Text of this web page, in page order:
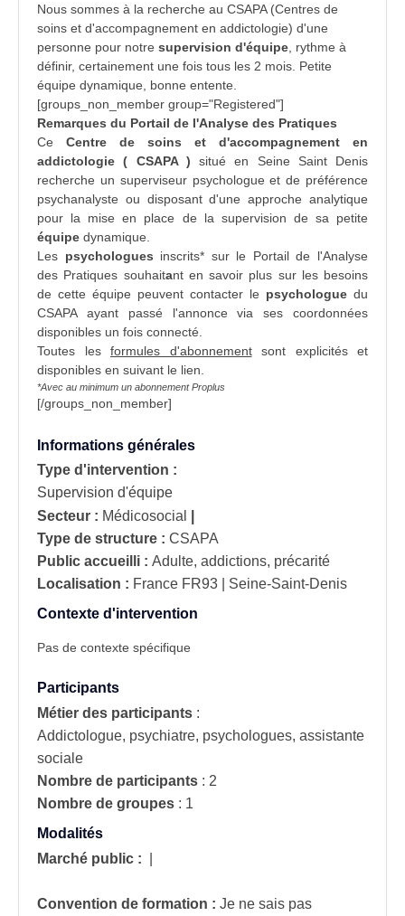
Nous sommes à la recherche au CSAPA (Centres de
soins et d'accompagnement en addictologie) d'une
personne pour notre supervision d'équipe , rythme à
définir, certainement une fois tous les 2 mois. Petite
équipe dynamique, bonne entente
[groups_non_member group="Registered"]
Remarques du Portail de l'Analyse des Pratiques
Ce Centre de soins et d'accompagnement en
addictologie ( CSAPA ) situé en Seine Saint Denis
recherche un superviseurpsychologue et de préférence
psychanalyste ou disposant d'une approche analytique
pour la mise en place de la supervision de sa petite
équipe dynamique.
Les psychologues inscrits* sur le Portail de l'Analyse
des Pratiques souhaitant en savoir plus sur les besoins
de cette équipe peuvent contacter le psychologue du
CSAPA ayant passé l'annonce via ses coordonnées
disponibles un fois connecté.
Toutes les formules d'abonnementsont explicités et
disponibles en suivant le lien.
*Avec au minimum un abonnement Proplus
[/groups_non_member]
Informations générales
Type d'intervention :
Supervision d'équipe
Secteur : Médicosocial
Type de structure : CSAPA
Public accueilli : Adulte, addictions, précarité
Localisation : France FR93 | Seine-Saint-Denis
Contexte d'intervention
Pas de contexte spécifique
Participants
Métier des participants :
Addictologue, psychiatre, psychologues, assistante
sociale
Nombre de participants : 2
Nombre de groupes : 1
Modalités
Marché public :
Convention de formation : Je ne sais pas